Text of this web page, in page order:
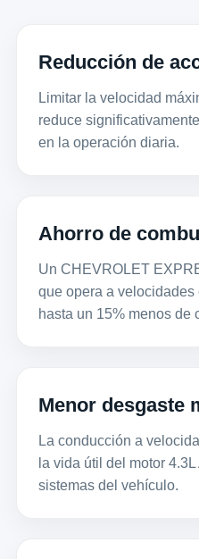
Reducción de
Limitar la velocidad
reduce
en la operación diaria.
Ahorro de
Un CHEVROLET
que opera a
hasta un 15% menos de
Menor desgaste
La conducción a
la vida útil del motor
sistemas del vehículo.